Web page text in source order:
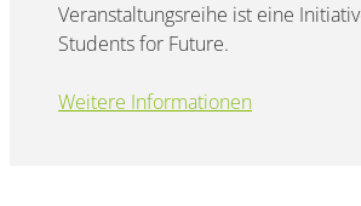
Veranstaltungsreihe ist eine
Students for Future.
Weitere Informationen